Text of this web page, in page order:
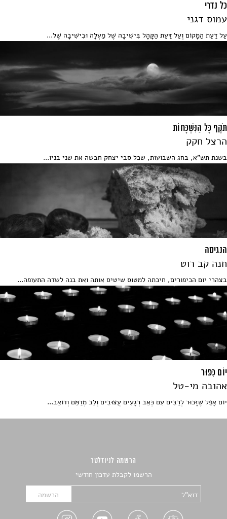
כל נדרי
עמוס דגני
עַל דַּעַת הַמָּקוֹם וְעַל דַּעַת הַקָּהָל בִּישִׁיבָה שֶׁל מַעְלָה וּבִישִׁיבָה שֶׁל...
תֹּקֶף כָּל הַנִּשְׁכָּחוֹת
הרצל חקק
בשנת תש"א, בחג השבועות, שכל סבי יצחק חבשה את שני בניו...
הנגיסה
חנה קב רוט
בצהרי יום הכיפורים, חיכתה למטוס שיטיס אותה ואת בנה לשדה התעופה...
יוֹם כִּפּוּר
אהובה מי-טל
יוֹם אָפֵל שֶׁזָּכוּר לְרַבִּים עִם כְּאֵב רְגָעִים עֲצוּבִים וְלֵב מְדַמֵּם וְדוֹאֵב...
הרשמה לניוזלטר
הרשמו לקבלת עדכון חודשי